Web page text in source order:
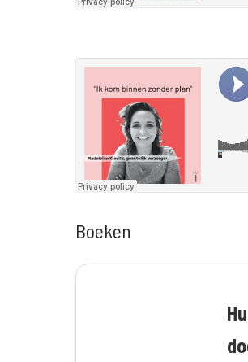
Boeken